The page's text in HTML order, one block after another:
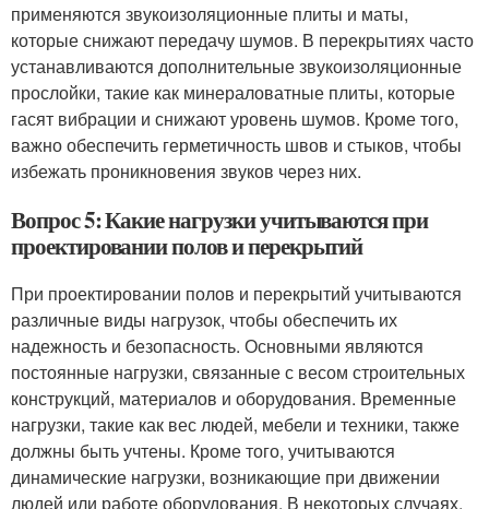
применяются звукоизоляционные плиты и маты,
которые снижают передачу шумов. В перекрытиях часто
устанавливаются дополнительные звукоизоляционные
прослойки, такие как минераловатные плиты, которые
гасят вибрации и снижают уровень шумов. Кроме того,
важно обеспечить герметичность швов и стыков, чтобы
избежать проникновения звуков через них.
Вопрос 5: Какие нагрузки учитываются при
проектировании полов и перекрытий
При проектировании полов и перекрытий учитываются
различные виды нагрузок, чтобы обеспечить их
надежность и безопасность. Основными являются
постоянные нагрузки, связанные с весом строительных
конструкций, материалов и оборудования. Временные
нагрузки, такие как вес людей, мебели и техники, также
должны быть учтены. Кроме того, учитываются
динамические нагрузки, возникающие при движении
людей или работе оборудования. В некоторых случаях,